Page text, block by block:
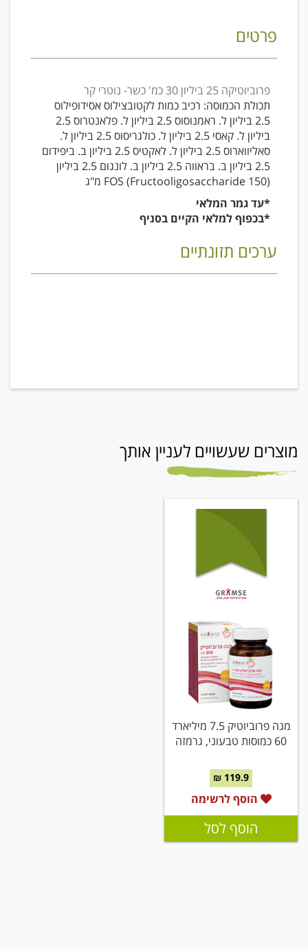
פרטים
פרוביוטיקה 25 ביליון 30 כמ' כשר- נוטרי קר
תכולת הכמוסה: רכיב כמות לקטובצילוס אסידופילוס
2.5 ביליון ל. ראמנוסוס 2.5 ביליון ל. פלאנטרוס 2.5
ביליון ל. קאסי 2.5 ביליון ל. כולגריסוס 2.5 ביליון ל.
סאליווארוס 2.5 ביליון ל. לאקטיס 2.5 ביליון ב. ביפידום
2.5 ביליון ב. בראווה 2.5 ביליון ב. לונגום 2.5 ביליון
(FOS (Fructooligosaccharide 150 מ"ג
*עד גמר המלאי
*בכפוף למלאי הקיים בסניף
ערכים תזונתיים
מוצרים שעשויים לעניין אותך
מגה פרוביוטיק 7.5 מיליארד
60 כמוסות טבעוני, גרמזה
119.9 ₪
הוסף לרשימה
הוסף לסל